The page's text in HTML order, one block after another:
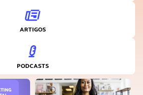
ARTIGOS
PODCASTS